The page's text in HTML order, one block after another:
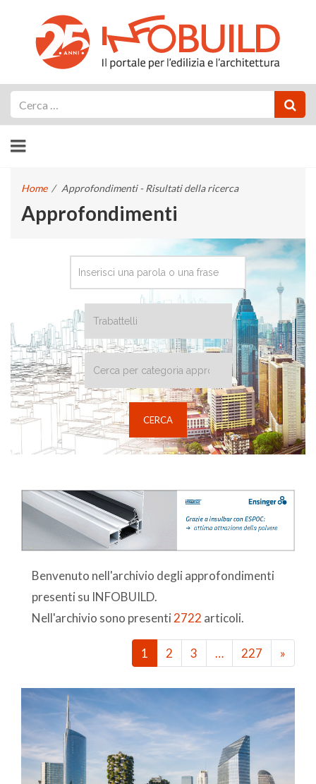
Home / Approfondimenti - Risultati della ricerca
Approfondimenti
Benvenuto nell'archivio degli approfondimenti
presenti su INFOBUILD.
Nell'archivio sono presenti 2722 articoli.
1 2 3 … 227 »